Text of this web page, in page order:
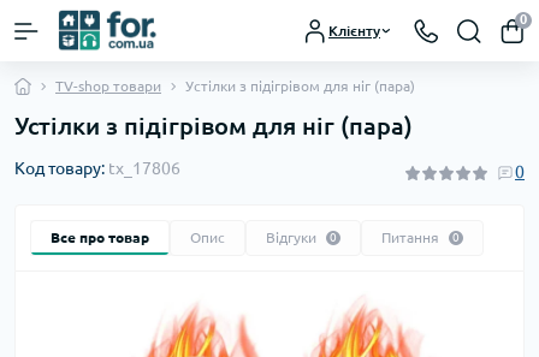
Клієнту
0
TV-shop товари Устілки з підігрівом для ніг (пара)
Устілки з підігрівом для ніг (пара)
Код товару: tx_17806 0
Все про товар Опис Відгуки 0 Питання 0